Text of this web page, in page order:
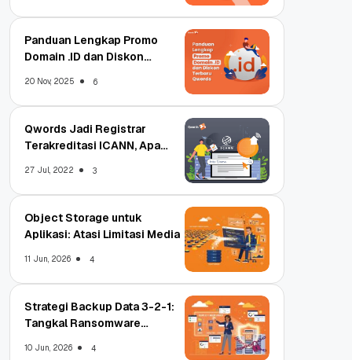
Panduan Lengkap Promo
Domain .ID dan Diskon
20 Nov, 2025 6
Qwords Jadi Registrar
Terakreditasi ICANN, Apa
27 Jul, 2022 3
Object Storage untuk
Aplikasi: Atasi Limitasi Media
11 Jun, 2026 4
Strategi Backup Data 3-2-1:
Tangkal Ransomware
10 Jun, 2026 4